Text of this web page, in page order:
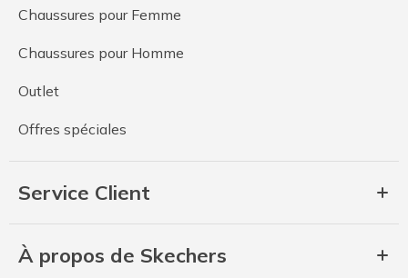
Chaussures pour Femme
Chaussures pour Homme
Outlet
Offres spéciales
Service Client
À propos de Skechers